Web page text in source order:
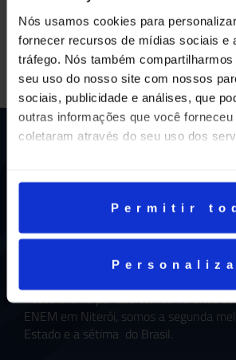
Nós usamos cookies para
fornecer recursos de mídias sociais e
tráfego. Nós também
seu uso do nosso site com nossos
sociais, publicidade e análises, que
outras informações que você forneceu
coletaram através do seu uso dos
Permitir
Curiosos por Natureza
compromisso de oferecer aos nossos
nosso DNA e por isso temos 16 anos
ENEM em Niterói, somos a segunda
Estado e a sétima do Brasil.